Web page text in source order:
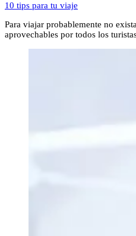
10 tips para tu viaje
Para viajar probablemente no
aprovechables por todos los